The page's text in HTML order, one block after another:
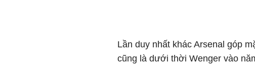
Lần duy nhất khác Arsenal góp
cũng là dưới thời Wenger vào